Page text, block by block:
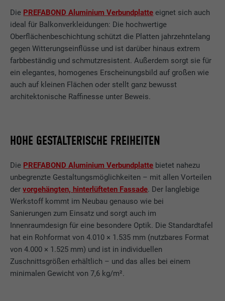
Die PREFABOND Aluminium Verbundplatte eignet sich auch
ideal für Balkonverkleidungen: Die hochwertige
Oberflächenbeschichtung schützt die Platten jahrzehntelang
gegen Witterungseinflüsse und ist darüber hinaus extrem
farbbeständig und schmutzresistent. Außerdem sorgt sie für
ein elegantes, homogenes Erscheinungsbild auf großen wie
auch auf kleinen Flächen oder stellt ganz bewusst
architektonische Raffinesse unter Beweis.
HOHE GESTALTERISCHE FREIHEITEN
Die PREFABOND Aluminium Verbundplatte bietet nahezu
unbegrenzte Gestaltungsmöglichkeiten – mit allen Vorteilen
dervorgehängten, hinterlüfteten Fassade. Der langlebige
Werkstoff kommt im Neubau genauso wie bei
Sanierungen zum Einsatz und sorgt auch im
Innenraumdesign für eine besondere Optik. Die Standardtafel
hat ein Rohformat von 4.010 × 1.535 mm (nutzbares Format
von 4.000 × 1.525 mm) und ist in individuellen
Zuschnittsgrößen erhältlich – und das alles bei einem
minimalen Gewicht von 7,6 kg/m².